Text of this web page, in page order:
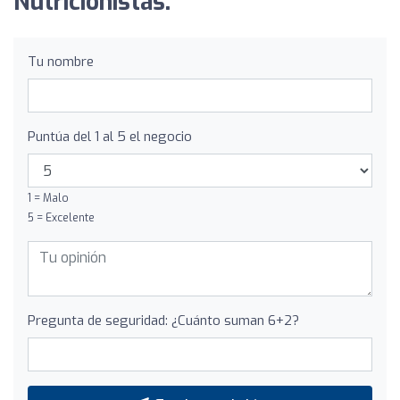
Tu nombre
Puntúa del 1 al 5 el negocio
1 = Malo
5 = Excelente
Pregunta de seguridad: ¿Cuánto suman 6+2?